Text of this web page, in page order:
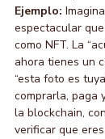
Ejemplo:
espectacular
como NFT. La
ahora tienes un
“esta foto es
comprarla, paga
la blockchain,
verificar que